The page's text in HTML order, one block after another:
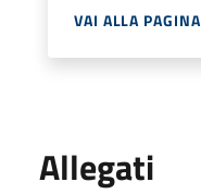
VAI ALLA PAGINA
Allegati